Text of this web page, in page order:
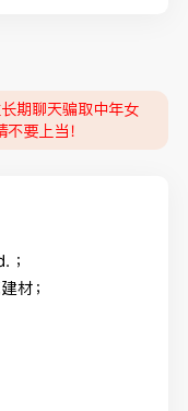
期聊天骗取中年女
要上当！
；
材；